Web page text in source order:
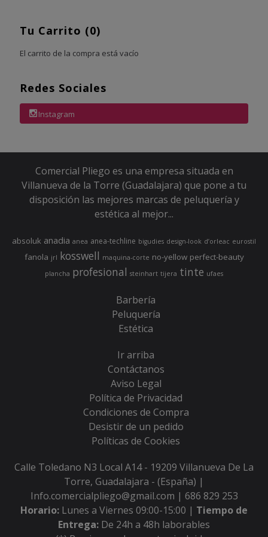
Tu Carrito (0)
El carrito de la compra está vacío
Redes Sociales
Instagram
Comercial Pliego es una empresa situada en
Villanueva de la Torre (Guadalajara) que pone a tu
disposición las mejores marcas de peluquería y
estética al mejor...
absoluk anadia anea anea-techline bigudies design-look d’orleac eurostil
fanola jrl kosswell maquina-corte no-yellow perfect-beauty
plancha profesional steinhart tijera tinte ufaes
Barbería
Peluquería
Estética
Ir arriba
Contáctanos
Aviso Legal
Política de Privacidad
Condiciones de Compra
Desistir de un pedido
Políticas de Cookies
Calle Toledano N3 Local A14 - 19209 Villanueva De La
Torre, Guadalajara - (España) |
Info.comercialpliego@gmail.com | 686 829 253
Horario: Lunes a Viernes 09:00-15:00 | Tiempo de
Entrega: De 24h a 48h laborables